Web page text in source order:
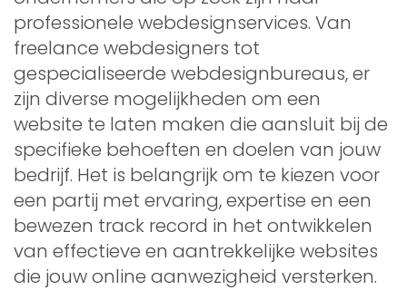
professionele webdesignservices. Van
freelance webdesigners tot
gespecialiseerde webdesignbureaus, er
zijn diverse mogelijkheden om een
website te laten maken die aansluit bij de
specifieke behoeften en doelen van jouw
bedrijf. Het is belangrijk om te kiezen voor
een partij met ervaring, expertise en een
bewezen track record in het ontwikkelen
van effectieve en aantrekkelijke websites
die jouw online aanwezigheid versterken.